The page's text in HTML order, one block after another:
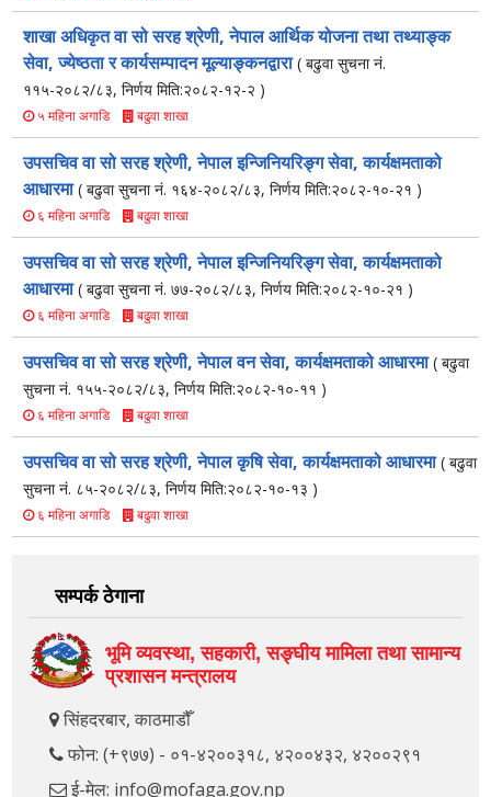
शाखा अधिकृत वा सो सरह श्रेणी, नेपाल आर्थिक योजना तथा तथ्याङ्क
सेवा, ज्येष्ठता र कार्यसम्पादन मूल्याङ्कनद्वारा( बढुवा सुचना नं.
११५-२०८२/८३, निर्णय मिति:२०८२-१२-२ )
५ महिना अगाडि बढुवा शाखा
उपसचिव वा सो सरह श्रेणी, नेपाल इन्जिनियरिङ्ग सेवा, कार्यक्षमताको
आधारमा( बढुवा सुचना नं. १६४-२०८२/८३, निर्णय मिति:२०८२-१०-२१ )
६ महिना अगाडि बढुवा शाखा
उपसचिव वा सो सरह श्रेणी, नेपाल इन्जिनियरिङ्ग सेवा, कार्यक्षमताको
आधारमा( बढुवा सुचना नं. ७७-२०८२/८३, निर्णय मिति:२०८२-१०-२१ )
६ महिना अगाडि बढुवा शाखा
उपसचिव वा सो सरह श्रेणी, नेपाल वन सेवा, कार्यक्षमताको आधारमा( बढुवा
सुचना नं. १५५-२०८२/८३, निर्णय मिति:२०८२-१०-११ )
६ महिना अगाडि बढुवा शाखा
उपसचिव वा सो सरह श्रेणी, नेपाल कृषि सेवा, कार्यक्षमताको आधारमा( बढुवा
सुचना नं. ८५-२०८२/८३, निर्णय मिति:२०८२-१०-१३ )
६ महिना अगाडि बढुवा शाखा
सम्पर्क ठेगाना
भूमि व्यवस्था, सहकारी, सङ्‍घीय मामिला तथा सामान्य
प्रशासन मन्त्रालय
सिंहदरबार, काठमाडौँ
फोन: (+९७७) - ०१-४२००३१८, ४२००४३२, ४२००२९१
ई-मेल: info@mofaga.gov.np